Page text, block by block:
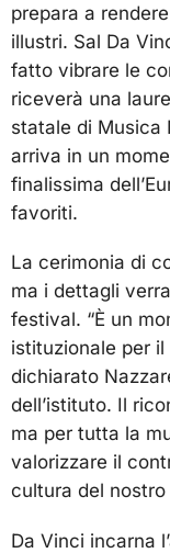
prepara a
illustri. Sal Da
fatto vibrare le
riceverà una
statale di Musica
arriva in un
finalissima
favoriti.
La cerimonia di
ma i dettagli
festival. “È un
istituzionale per
dichiarato
dell’istituto. Il
ma per tutta la
valorizzare il
cultura del nostro
Da Vinci incarna